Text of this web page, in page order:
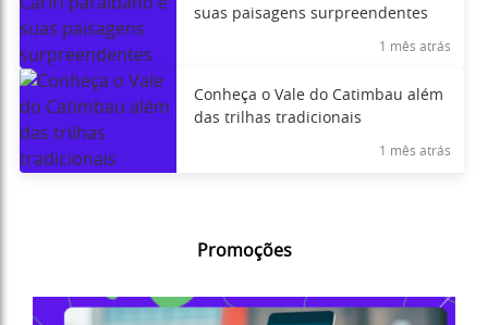
suas paisagens surpreendentes
1 mês atrás
Conheça o Vale do Catimbau além
das trilhas tradicionais
1 mês atrás
Promoções